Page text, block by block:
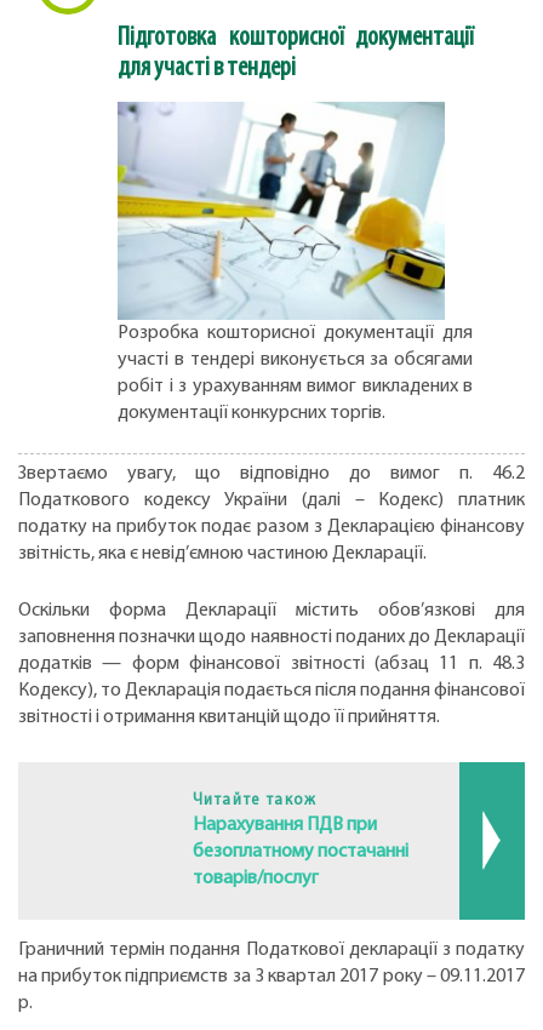
Підготовка кошторисної документації
для участі в тендері
Розробка кошторисної документації для
участі в тендері виконується за обсягами
робіт і з урахуванням вимог викладених в
документації конкурсних торгів.
Звертаємо увагу, що відповідно до вимог п. 46.2
Податкового кодексу України (далі – Кодекс) платник
податку на прибуток подає разом з Декларацією фінансову
звітність, яка є невід’ємною частиною Декларації.
Оскільки форма Декларації містить обов’язкові для
заповнення позначки щодо наявності поданих до Декларації
додатків — форм фінансової звітності (абзац 11 п. 48.3
Кодексу), то Декларація подається після подання фінансової
звітності і отримання квитанцій щодо її прийняття.
Читайте також
Нарахування ПДВ при
безоплатному постачанні
товарів/послуг
Граничний термін подання Податкової декларації з податку
на прибуток підприємств за 3 квартал 2017 року – 09.11.2017
р.